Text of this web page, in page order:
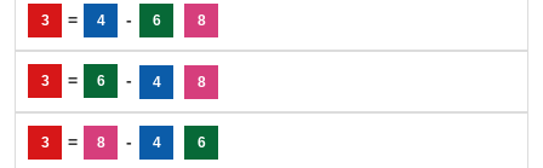
3 = 4 - 6 8
3 = 6 - 4 8
3 = 8 - 4 6